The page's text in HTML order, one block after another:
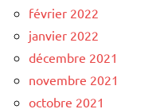
février 2022
janvier 2022
décembre 2021
novembre 2021
octobre 2021